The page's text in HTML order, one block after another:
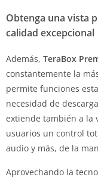
Obtenga una vista
calidad excepcional
Además, TeraBox
constantemente la
permite funciones
necesidad de
extiende también a la
usuarios un control
audio y más, de la
Aprovechando la